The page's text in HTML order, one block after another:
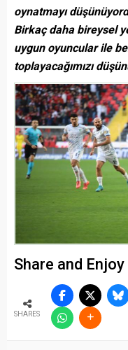
oynatmayı
Birkaç daha bireysel
uygun oyuncular ile
toplayacağımızı
Share and Enjoy
SHARES